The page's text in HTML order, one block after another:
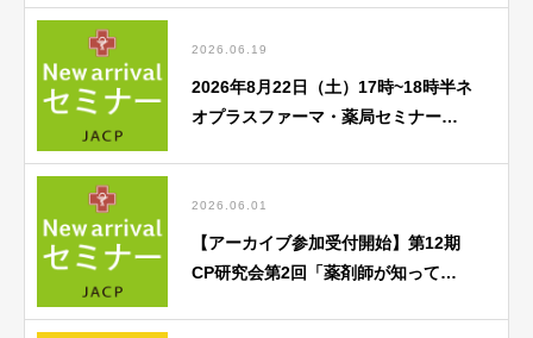
2026.06.19
2026年8月22日（土）17時~18時半ネ
オプラスファーマ・薬局セミナー
2026.06.01
【アーカイブ参加受付開始】第12期
CP研究会第2回「薬剤師が知ってお